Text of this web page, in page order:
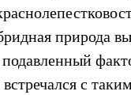
природа
с